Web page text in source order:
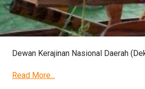
Dewan Kerajinan Nasional Daerah
Read More...